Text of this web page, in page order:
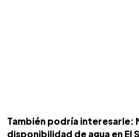
También podría interesarle:
disponibilidad de agua en El